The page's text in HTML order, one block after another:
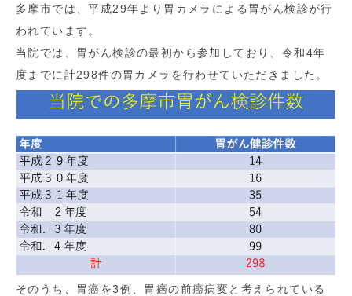
多摩市では、平成29年より胃カメラによる胃がん検診が行
われています。
当院では、胃がん検診の最初から参加しており、令和4年
度までに計298件の胃カメラを行わせていただきました。
そのうち、胃癌を3例、胃癌の前癌病変と考えられている